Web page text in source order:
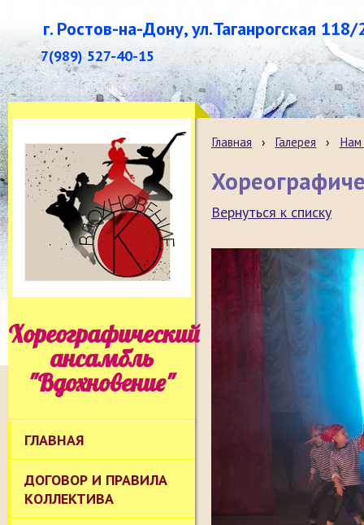
г. Ростов-на-Дону, ул.Таганрогская 118/
7(989) 527-40-15
Хореографический
ансамбль
"Вдохновение"
ГЛАВНАЯ
ДОГОВОР И ПРАВИЛА
КОЛЛЕКТИВА
Главная › Галерея › Нам
Вернуться к списку